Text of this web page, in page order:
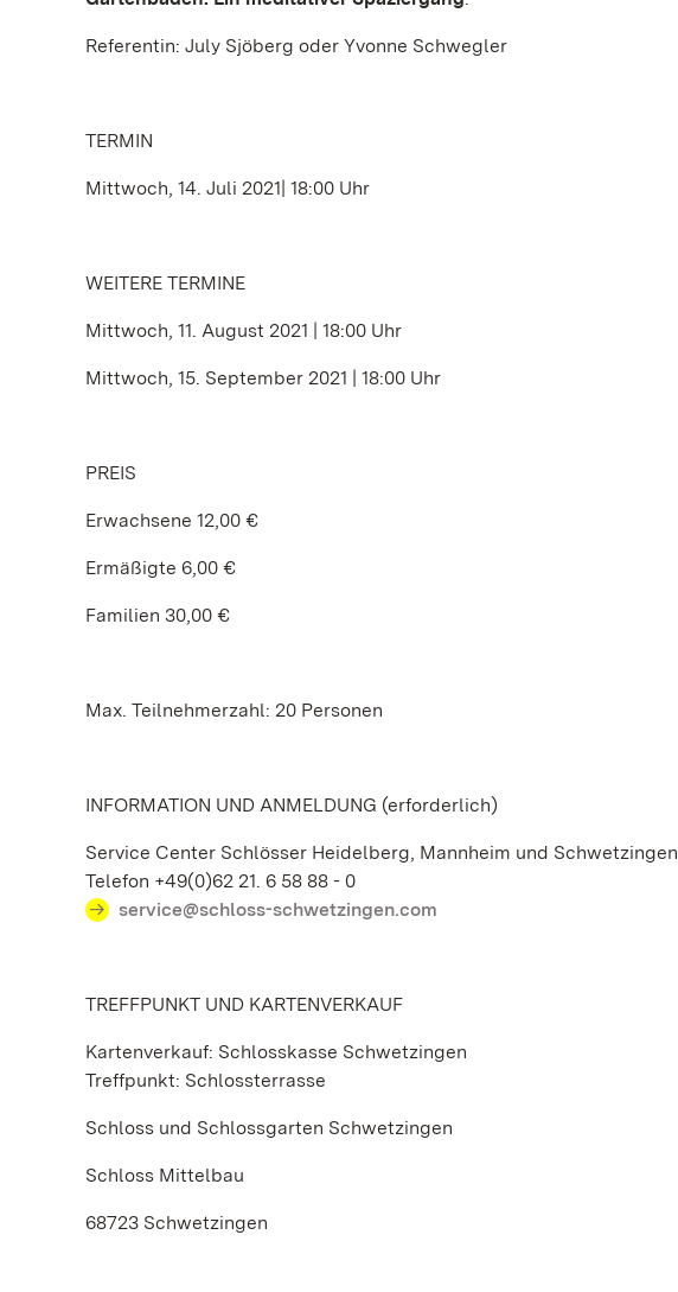
Referentin: July Sjöberg oder Yvonne Schwegler
TERMIN
Mittwoch, 14. Juli 2021| 18:00 Uhr
WEITERE TERMINE
Mittwoch, 11. August 2021 | 18:00 Uhr
Mittwoch, 15. September 2021 | 18:00 Uhr
PREIS
Erwachsene 12,00 €
Ermäßigte 6,00 €
Familien 30,00 €
Max. Teilnehmerzahl: 20 Personen
INFORMATION UND ANMELDUNG (erforderlich)
Service Center Schlösser Heidelberg, Mannheim und Schwetzingen
Telefon +49(0)62 21. 6 58 88 - 0
service@schloss-schwetzingen.com
TREFFPUNKT UND KARTENVERKAUF
Kartenverkauf: Schlosskasse Schwetzingen
Treffpunkt: Schlossterrasse
Schloss und Schlossgarten Schwetzingen
Schloss Mittelbau
68723 Schwetzingen